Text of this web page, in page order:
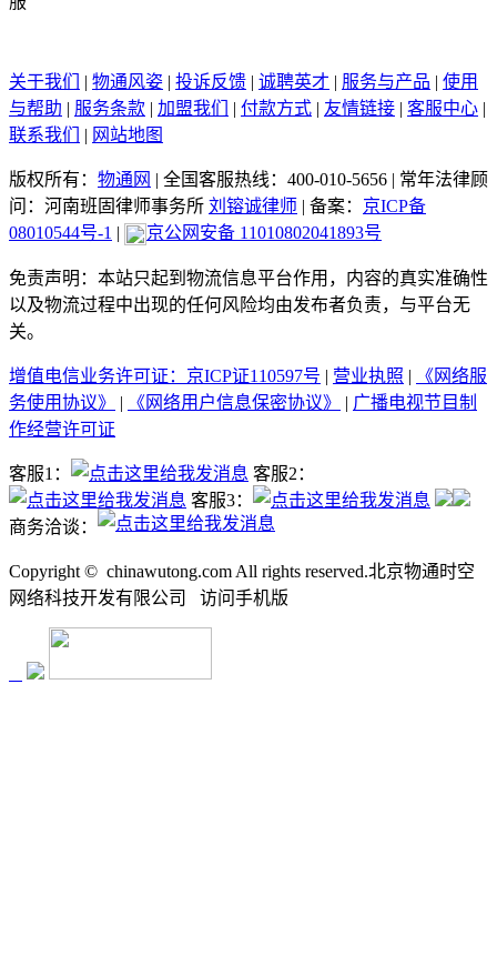
关于我们 | 物通风姿 | 投诉反馈 | 诚聘英才 | 服务与产品 | 使用
与帮助 | 服务条款 | 加盟我们 | 付款方式 | 友情链接 | 客服中心 |
联系我们
| 网站地图
版权所有： 物通网 | 全国客服热线：400-010-5656 | 常年法律顾
问：河南班固律师事务所 刘镕诚律师 | 备案： 京ICP备
08010544号-1 | 京公网安备 11010802041893号
免责声明：本站只起到物流信息平台作用，内容的真实准确性
以及物流过程中出现的任何风险均由发布者负责，与平台无
关。
增值电信业务许可证：京ICP证110597号 营业执照
《网络服
务使用协议》
《网络用户信息保密协议》
广播电视节目制
作经营许可证
客服1：
客服2：
客服3：
商务洽谈：
Copyright © chinawutong.com All rights reserved.北京物通时空
网络科技开发有限公司
访问 手机版